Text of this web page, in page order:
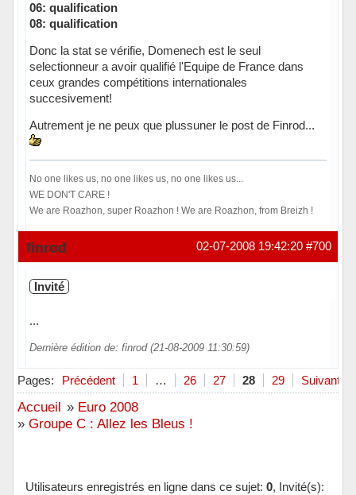
06: qualification
08: qualification
Donc la stat se vérifie, Domenech est le seul
selectionneur a avoir qualifié l'Equipe de France dans
ceux grandes compétitions internationales
succesivement!
Autrement je ne peux que plussuner le post de Finrod...
No one likes us, no one likes us, no one likes us...
WE DON'T CARE !
We are Roazhon, super Roazhon ! We are Roazhon, from Breizh !
Hors ligne #700
02-07-2008 19:42:20
finrod
Invité
...
Dernière édition de: finrod (21-08-2009 11:30:59)
Pages: Précédent 1 … 26 27 28 29 Suivant
Accueil » Euro 2008
» Groupe C : Allez les Bleus !
Utilisateurs enregistrés en ligne dans ce sujet: 0, Invité(s):